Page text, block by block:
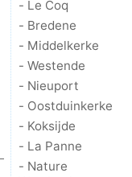
- Le Coq
- Bredene
- Middelkerke
- Westende
- Nieuport
- Oostduinkerke
- Koksijde
- La Panne
- Nature